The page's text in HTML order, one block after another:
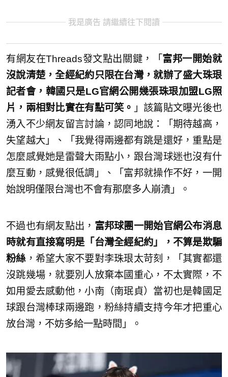
我是廣告 請繼續往下閱讀
有網友在Threads發文點出關鍵，「 富邦一開始就
沒說清楚，全經紀約只限在台灣，就辦了盛大珠珢
記者會，韓國只是LG官網公開幾張珠珢加盟LG照
片，兩相對比實在有點可笑。 」該篇貼文曝光後也
湧入不少網友留言討論，認同地說：「期待越高，
失望越大」、「我覺得兩邊都有跳是還好，重點是
怎麼感覺她是雷聲大雨點小，跟台灣球迷也沒有什
麼互動，感覺很低調」、「富邦就操作不好，一開
始說明僅限台灣也不會有那麼多人崩潰」。
不過也有網友點出， 富邦球團一開始官網公布消息
時就有直接寫明是「台灣全經紀約」，不算是欺騙
粉絲，希望大家不要對李珠珢太苛刻，「其實都還
沒跳幾場，就要別人放棄本國重心，不太實際，不
如用愛去感動他，小南（南珉貞）當初也是韓國足
球跟台灣棒球兩邊跑，粉絲持續支持今年才把重心
放台灣，不妨多給一點時間」。